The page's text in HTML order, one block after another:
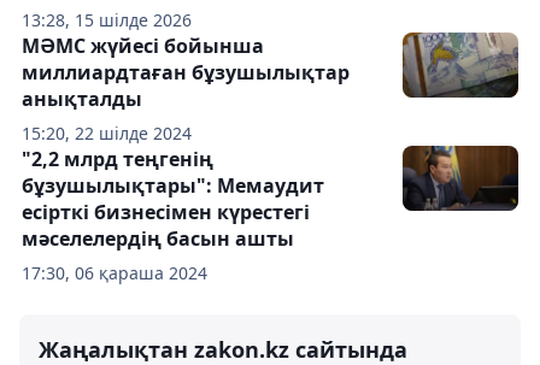
13:28, 15 шілде 2026
15:20, 22 шілде 2024
МӘМС жүйесі бойынша
миллиардтаған бұзушылықтар
анықталды
17:30, 06 қараша 2024
"2,2 млрд теңгенің
бұзушылықтары": Мемаудит
есірткі бизнесімен күрестегі
мәселелердің басын ашты
Жаңалықтан zakon.kz сайтында